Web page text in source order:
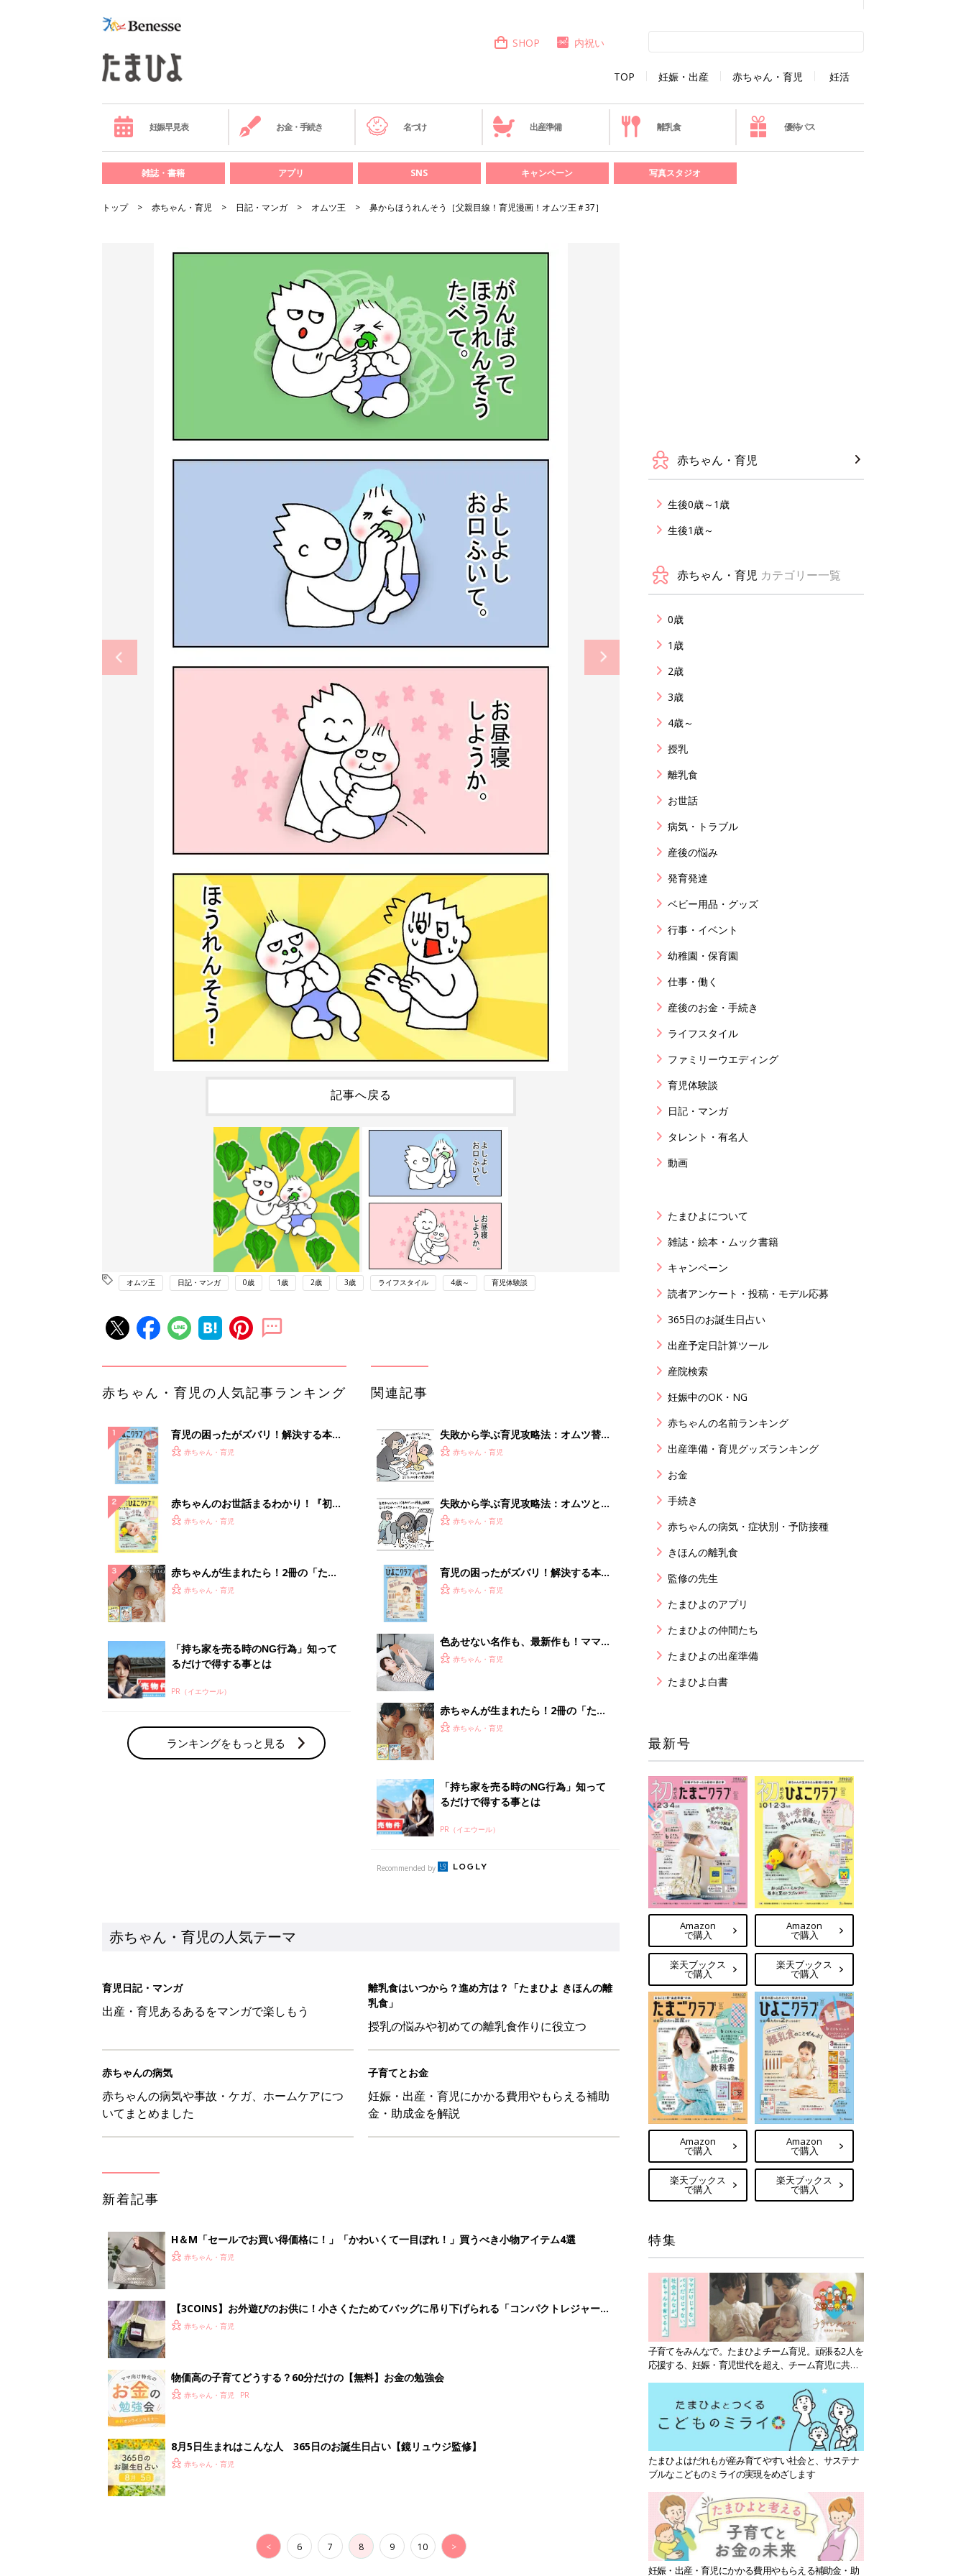
TOP 妊娠・出産 赤ちゃん・育児 妊活
SHOP 内祝い
妊娠早見表 お金・手続き 名づけ 出産準備 離乳食 優待パス
雑誌・書籍 アプリ SNS キャンペーン 写真スタジオ
トップ 赤ちゃん・育児 日記・マンガ オムツ王 鼻からほうれんそう［父親目線！育児漫画！オムツ王＃37］
記事へ戻る
オムツ王 日記・マンガ 0歳 1歳 2歳 3歳 ライフスタイル 4歳～ 育児体験談
赤ちゃん・育児の人気記事ランキング
育児の困ったがズバリ！解決する本
『ひよこクラブ 秋号』 4カ月～2才
赤ちゃん・育児
赤ちゃんのお世話まるわかり！『初め
てのひよこクラブ 夏号』〈巻頭大特
赤ちゃん・育児
赤ちゃんが生まれたら！2冊の「たま
ひよ」
赤ちゃん・育児
「持ち家を売る時のNG行為」知って
るだけで得する事とは
PR（イエウール）
ランキングをもっと見る
関連記事
失敗から学ぶ育児攻略法：オムツ替え
[ハハのさけび #76]
赤ちゃん・育児
失敗から学ぶ育児攻略法：オムツと洗
濯[ハハのさけび #77]
赤ちゃん・育児
育児の困ったがズバリ！解決する本
『ひよこクラブ 秋号』 4カ月～2才
赤ちゃん・育児
色あせない名作も、最新作も！ママと
漫画のつきあい方
赤ちゃん・育児
赤ちゃんが生まれたら！2冊の「たま
ひよ」
赤ちゃん・育児
「持ち家を売る時のNG行為」知って
るだけで得する事とは
PR（イエウール）
Recommended by
赤ちゃん・育児の人気テーマ
育児日記・マンガ
出産・育児あるあるをマンガで楽しもう
離乳食はいつから？進め方は？「たまひよ きほんの離
乳食」
授乳の悩みや初めての離乳食作りに役立つ
赤ちゃんの病気
赤ちゃんの病気や事故・ケガ、ホームケアにつ
いてまとめました
子育てとお金
妊娠・出産・育児にかかる費用やもらえる補助
金・助成金を解説
新着記事
H＆М「セールでお買い得価格に！」「かわいくて一目ぼれ！」買うべき小物アイテム4選
赤ちゃん・育児
【3COINS】お外遊びのお供に！小さくたためてバッグに吊り下げられる「コンパクトレジャーシ
ート」
赤ちゃん・育児
物価高の子育てどうする？60分だけの【無料】お金の勉強会
赤ちゃん・育児
8月5日生まれはこんな人 365日のお誕生日占い【鏡リュウジ監修】
赤ちゃん・育児
< 6 7 8 9 10 >
赤ちゃん・育児
生後0歳～1歳
生後1歳～
赤ちゃん・育児 カテゴリー一覧
0歳
1歳
2歳
3歳
4歳～
授乳
離乳食
お世話
病気・トラブル
産後の悩み
発育発達
ベビー用品・グッズ
行事・イベント
幼稚園・保育園
仕事・働く
産後のお金・手続き
ライフスタイル
ファミリーウエディング
育児体験談
日記・マンガ
タレント・有名人
動画
たまひよについて
雑誌・絵本・ムック書籍
キャンペーン
読者アンケート・投稿・モデル応募
365日のお誕生日占い
出産予定日計算ツール
産院検索
妊娠中のOK・NG
赤ちゃんの名前ランキング
出産準備・育児グッズランキング
お金
手続き
赤ちゃんの病気・症状別・予防接種
きほんの離乳食
監修の先生
たまひよのアプリ
たまひよの仲間たち
たまひよの出産準備
たまひよ白書
最新号
Amazon
で購入
楽天ブックス
で購入
Amazon
で購入
楽天ブックス
で購入
Amazon
で購入
楽天ブックス
で購入
Amazon
で購入
楽天ブックス
で購入
特集
子育てをみんなで。たまひよチーム育児。頑張る2人を
応援する、妊娠・育児世代を超え、チーム育児に共感
たまひよはだれもが産み育てやすい社会と、サステナ
ブルなこどものミライの実現をめざします
妊娠・出産・育児にかかる費用やもらえる補助金・助